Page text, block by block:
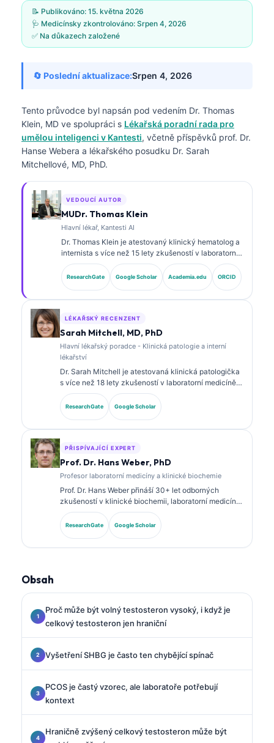
📝 Publikováno: 15. května 2026
🩺 Medicínsky zkontrolováno: Srpen 4, 2026
✅ Na důkazech založené
🔄 Poslední aktualizace:Srpen 4, 2026
Tento průvodce byl napsán pod vedením Dr. Thomas
Klein, MD ve spolupráci s Lékařská poradní rada pro
umělou inteligenci v Kantesti, včetně příspěvků prof. Dr.
Hanse Webera a lékařského posudku Dr. Sarah
Mitchellové, MD, PhD.
VEDOUCÍ AUTOR
MUDr. Thomas Klein
Hlavní lékař, Kantesti AI
Dr. Thomas Klein je atestovaný klinický hematolog a
internista s více než 15 lety zkušeností v laboratorní
medicíně a analýze klinických dat s asistencí umělé
inteligence. Jako hlavní lékařský ředitel (Chief
Medical Officer) ve společnosti Kantesti AI zajišťuje
rozsáhle publikoval k interpretaci biomarkerů a
laboratorní diagnostice v oblasti laboratorní medicíny.
ResearchGate Google Scholar Academia.edu ORCID
LÉKAŘSKÝ RECENZENT
Sarah Mitchell, MD, PhD
Hlavní lékařský poradce - Klinická patologie a interní
lékařství
Dr. Sarah Mitchell je atestovaná klinická patologička
s více než 18 lety zkušeností v laboratorní medicíně a
diagnostické analýze. Má specializované certifikace
v klinické chemii a rozsáhle publikovala o
panelových biomarkerech a laboratorní analýze v
ResearchGate Google Scholar
PŘISPÍVAJÍCÍ EXPERT
Prof. Dr. Hans Weber, PhD
Profesor laboratorní medicíny a klinické biochemie
Prof. Dr. Hans Weber přináší 30+ let odborných
zkušeností v klinické biochemii, laboratorní medicíně
a výzkumu biomarkerů. Bývalý prezident Německé
společnosti pro klinickou chemii, specializuje se na
analýzu diagnostických panelů, standardizaci
ResearchGate Google Scholar
Obsah
Proč může být volný testosteron vysoký, i když je
celkový testosteron jen hraniční
Vyšetření SHBG je často ten chybějící spínač
PCOS je častý vzorec, ale laboratoře potřebují
kontext
Hraničně zvýšený celkový testosteron může být